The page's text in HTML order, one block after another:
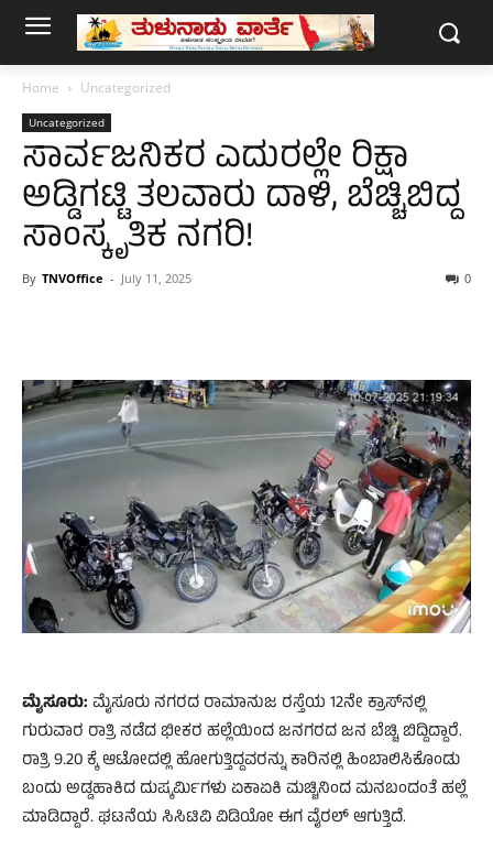
Home Uncategorized
Uncategorized
ಸಾರ್ವಜನಿಕರ ಎದುರಲ್ಲೇ ರಿಕ್ಷಾ
ಅಡ್ಡಿಗಟ್ಟಿ ತಲವಾರು ದಾಳಿ, ಬೆಚ್ಚಿಬಿದ್ದ
ಸಾಂಸ್ಕೃತಿಕ ನಗರಿ!
By TNVOffice - July 11, 2025 0
ಮೈಸೂರು: ಮೈಸೂರು ನಗರದ ರಾಮಾನುಜ ರಸ್ತೆಯ 12ನೇ ಕ್ರಾಸ್​ನಲ್ಲಿ
ಗುರುವಾರ ರಾತ್ರಿ ನಡೆದ ಭೀಕರ ಹಲ್ಲೆಯಿಂದ ಜನಗರದ ಜನ ಬೆಚ್ಚಿ ಬಿದ್ದಿದ್ದಾರೆ.
ರಾತ್ರಿ 9.20 ಕ್ಕೆ ಆಟೋದಲ್ಲಿ ಹೋಗುತ್ತಿದ್ದವರನ್ನು ಕಾರಿನಲ್ಲಿ ಹಿಂಬಾಲಿಸಿಕೊಂಡು
ಬಂದು ಅಡ್ಡಹಾಕಿದ ದುಷ್ಕರ್ಮಿಗಳು ಏಕಾಏಕಿ ಮಚ್ಚಿನಿಂದ ಮನಬಂದಂತೆ ಹಲ್ಲೆ
ಮಾಡಿದ್ದಾರೆ. ಘಟನೆಯ ಸಿಸಿಟಿವಿ ವಿಡಿಯೋ ಈಗ ವೈರಲ್ ಆಗುತ್ತಿದೆ.